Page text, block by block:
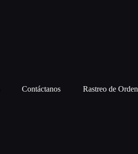
Contáctanos Rastreo de Orden